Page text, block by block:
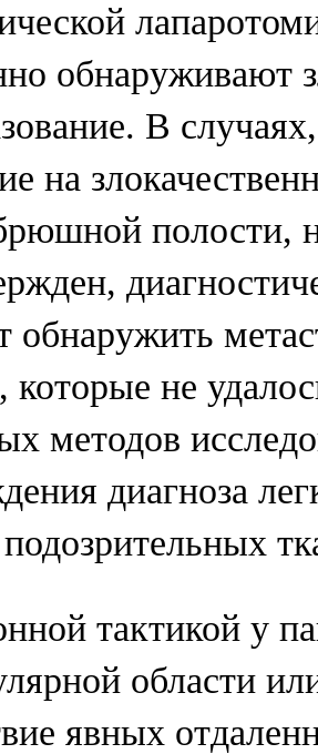
обнаруживают
В
на
полости,
обнаружить
которые не
методов
диагноза
тактикой у
области
явных